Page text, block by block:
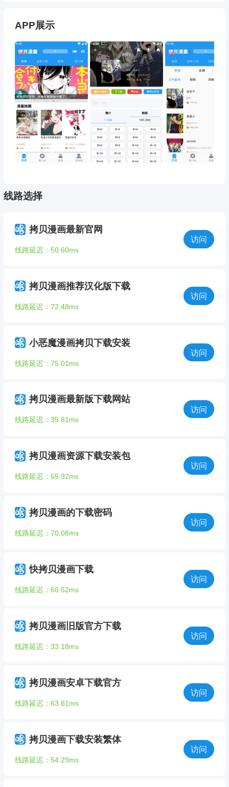
APP展示
线路选择
拷贝漫画最新官网
线路延迟：50.60ms
访问
拷贝漫画推荐汉化版下载
线路延迟：72.48ms
访问
小恶魔漫画拷贝下载安装
线路延迟：75.01ms
访问
拷贝漫画最新版下载网站
线路延迟：35.81ms
访问
拷贝漫画资源下载安装包
线路延迟：65.92ms
访问
拷贝漫画的下载密码
线路延迟：70.08ms
访问
快拷贝漫画下载
线路延迟：60.52ms
访问
拷贝漫画旧版官方下载
线路延迟：33.18ms
访问
拷贝漫画安卓下载官方
线路延迟：63.81ms
访问
拷贝漫画下载安装繁体
线路延迟：54.29ms
访问